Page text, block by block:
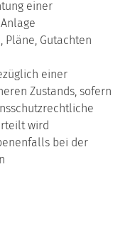
einer
Gutachten
einer
Zustands, sofern
wird
bei der